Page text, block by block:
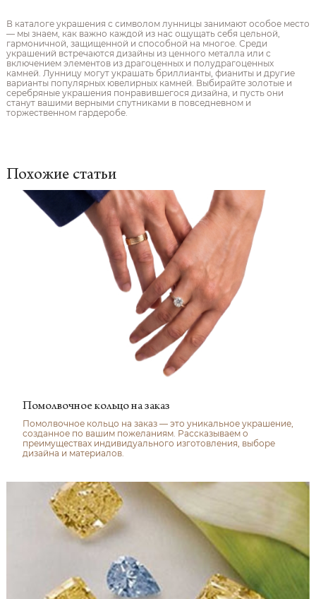
В каталоге украшения с символом лунницы занимают особое место
— мы знаем, как важно каждой из нас ощущать себя цельной,
гармоничной, защищенной и способной на многое. Среди
украшений встречаются дизайны из ценного металла или с
включением элементов из драгоценных и полудрагоценных
камней. Лунницу могут украшать бриллианты, фианиты и другие
варианты популярных ювелирных камней. Выбирайте золотые и
серебряные украшения понравившегося дизайна, и пусть они
станут вашими верными спутниками в повседневном и
торжественном гардеробе.
Похожие статьи
Помолвочное кольцо на заказ
Помолвочное кольцо на заказ — это уникальное украшение,
созданное по вашим пожеланиям. Рассказываем о
преимуществах индивидуального изготовления, выборе
дизайна и материалов.